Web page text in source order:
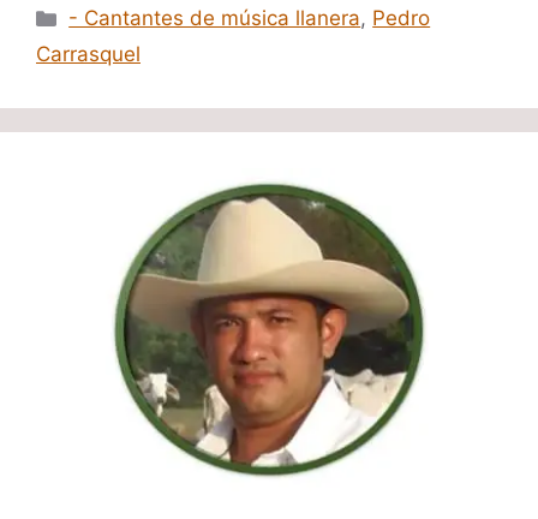
Categorías
- Cantantes de música llanera, Pedro
Carrasquel